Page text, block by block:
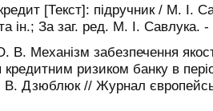
[Текст]: підручник / М.
ін.; За заг. ред. М. І.
Механізм забезпечення
кредитним ризиком банку в
В. Дзюблюк // Журнал